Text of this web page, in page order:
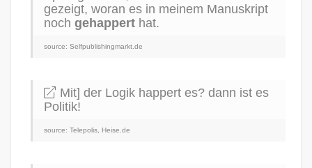
gezeigt, woran es in meinem Manuskript
noch gehappert hat.
source: Selfpublishingmarkt.de
Mit] der Logik happert es? dann ist es
Politik!
source: Telepolis, Heise.de